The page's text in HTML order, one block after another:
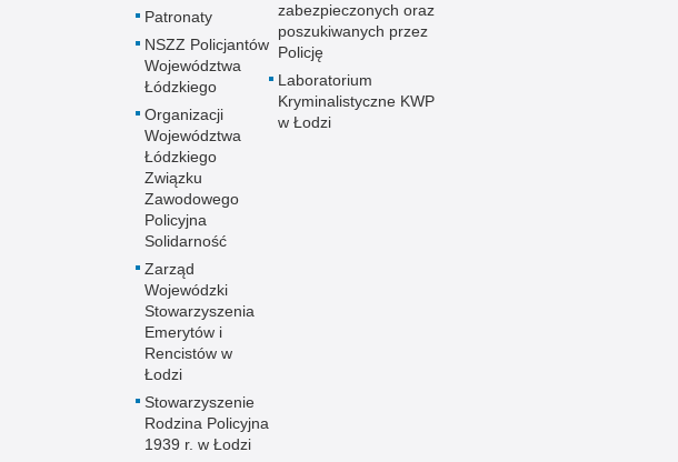
Patronaty
NSZZ Policjantów
Województwa
Łódzkiego
Organizacji
Województwa
Łódzkiego
Związku
Zawodowego
Policyjna
Solidarność
Zarząd
Wojewódzki
Stowarzyszenia
Emerytów i
Rencistów w
Łodzi
Stowarzyszenie
Rodzina Policyjna
1939 r. w Łodzi
zabezpieczonych oraz
poszukiwanych przez
Policję
Laboratorium
Kryminalistyczne KWP
w Łodzi